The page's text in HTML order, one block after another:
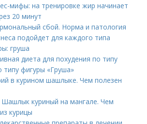
мифы: на тренировке жир начинает
20 минут
сбой. Норма и патология
подойдет для каждого типа
груша
диета для похудения по типу
типу фигуры «Груша»
в курином шашлыке. Чем полезен
Шашлык куриный на мангале. Чем
курицы